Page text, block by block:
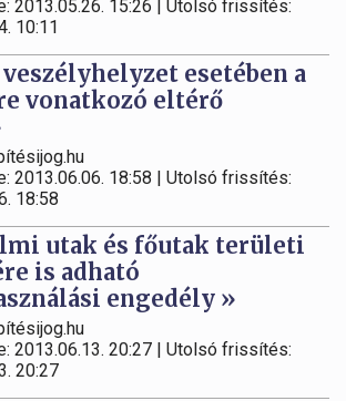
2013.05.26. 15:26 | Utolsó frissítés:
10:11
esetében a
vonatkozó eltérő
2013.06.06. 18:58 | Utolsó frissítés:
18:58
utak és főutak területi
is adható
engedély »
2013.06.13. 20:27 | Utolsó frissítés:
20:27